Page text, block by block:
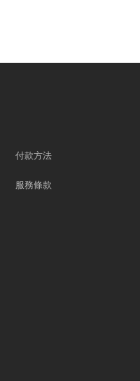
付款方法
服務條款